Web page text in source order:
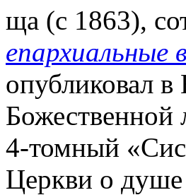
ща (с 1863),
епархиальные
опубликовал в
Божественной
4-томный
Церкви о душе